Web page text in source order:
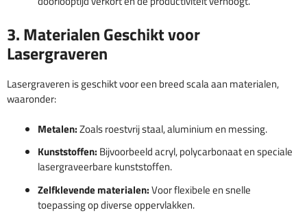
3. Materialen Geschikt voor
Lasergraveren
Lasergraveren is geschikt voor een breed scala aan materialen,
waaronder:
Metalen:Zoals roestvrij staal, aluminium en messing.
Kunststoffen: Bijvoorbeeld acryl, polycarbonaat en speciale
lasergraveerbare kunststoffen.
Zelfklevende materialen:Voor flexibele en snelle
toepassing op diverse oppervlakken.